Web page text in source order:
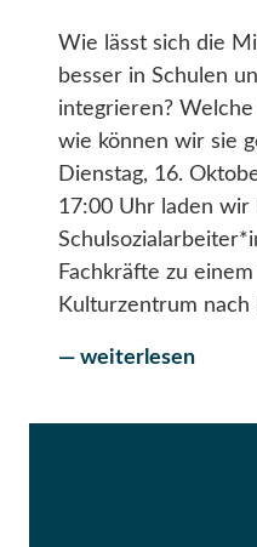
Wie lässt sich die
besser in Schulen
integrieren?
wie können wir sie
Dienstag, 16.
17:00 Uhr laden wir
Fachkräfte zu
Kulturzentrum nach
— weiterlesen